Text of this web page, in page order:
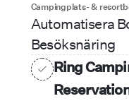
Campingplats- &
Automatisera
Besöksnäring
Ring